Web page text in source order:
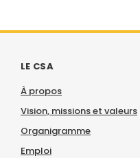
LE CSA
À propos
Vision, missions et valeurs
Organigramme
Emploi